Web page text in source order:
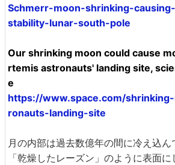
Schmerr-moon-shrinking-
stability-lunar-south-pole
Our shrinking moon could cause
rtemis astronauts' landing site,
e
https://www.space.com/
ronauts-landing-site
月の内部は過去数億年の間に冷え込
「乾燥したレーズン」のように表面